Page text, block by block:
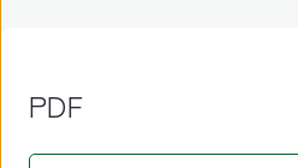
PDF